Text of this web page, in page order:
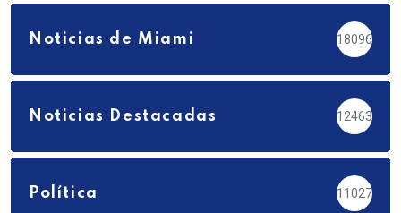
Noticias de Miami 18096
Noticias Destacadas 12463
Política 11027